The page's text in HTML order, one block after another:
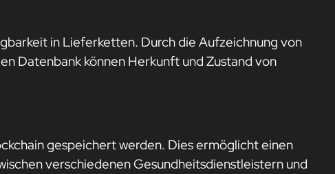
in Lieferketten. Durch die Aufzeichnung von
Datenbank können Herkunft und Zustand von
gespeichert werden. Dies ermöglicht einen
verschiedenen Gesundheitsdienstleistern und